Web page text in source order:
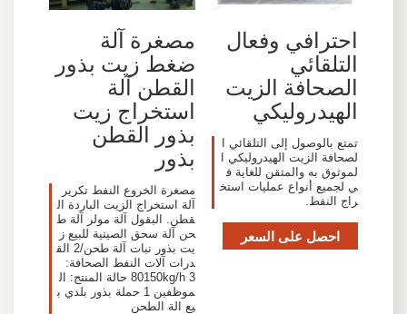
احترافي وفعال
التلقائي
الصحافة الزيت
الهيدروليكي
تمتع بالوصول إلى التلقائي ا
لصحافة الزيت الهيدروليكي ا
لموثوق به والمتقن للغاية ف
ي لجميع أنواع عمليات استخ
راج النفط.
احصل على السعر
مصغرة آلة
ضغط زيت بذور
القطن آلة
استخراج زيت
بذور القطن
بذور
مصغرة الخروع النفط تكرير
آلة استخراج الزيت الباردة ال
قطن. البقول آلة مولر آلة ط
حن آلة سحق الصينية للبيع ز
يت بذور نبات آلة طحن/2 الق
درات آلات النفط الصحافة:
80150kg/h 3 حالة المنتج: ال
موظفين 1 حملة بذور بلدي ب
يع الة الطحن